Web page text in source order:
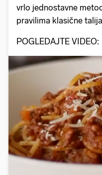
vrlo jednostavne
pravilima klasične
POGLEDAJTE VIDEO: